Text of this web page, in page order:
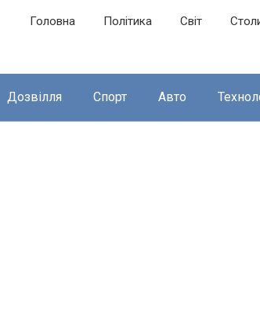
Головна Політика Світ
Дозвілля Спорт Авто